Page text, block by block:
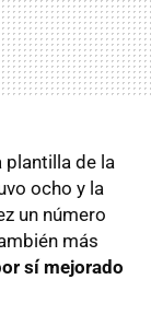
plantilla de la
ocho y la
un número
más
sí mejorado